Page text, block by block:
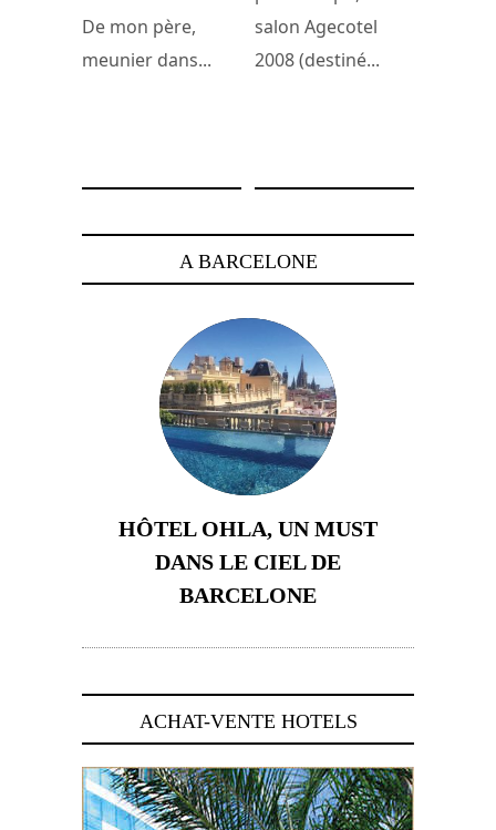
De mon père,
meunier dans...
salon Agecotel
2008 (destiné...
A BARCELONE
HÔTEL OHLA, UN MUST
DANS LE CIEL DE
BARCELONE
ACHAT-VENTE HOTELS